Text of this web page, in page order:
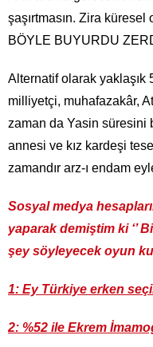
şaşırtmasın. Zira küresel
BÖYLE BUYURDU
Alternatif olarak yaklaşık
milliyetçi, muhafazakâr,
zaman da Yasin süresini
annesi ve kız kardeşi
zamandır arz-ı endam
Sosyal medya
yaparak demiştim ki ‘’
şey söyleyecek oyun
1: Ey Türkiye erken
2: %52 ile Ekrem